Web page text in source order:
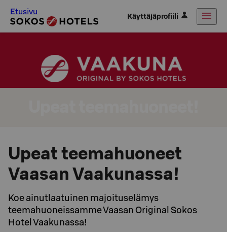
Etusivu Käyttäjäprofiili
Upeat teemahuoneet
Vaasan Vaakunassa!
Koe ainutlaatuinen majoituselämys
teemahuoneissamme Vaasan Original Sokos
Hotel Vaakunassa!